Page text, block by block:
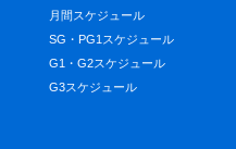
月間スケジュール
SG・PG1スケジュール
G1・G2スケジュール
G3スケジュール